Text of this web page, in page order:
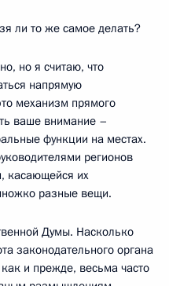
ли то же самое делать?
но я считаю, что
напрямую
механизм прямого
ваше внимание –
функции на местах.
регионов
касающейся их
разные вещи.
Думы. Насколько
законодательного органа
и прежде, весьма часто